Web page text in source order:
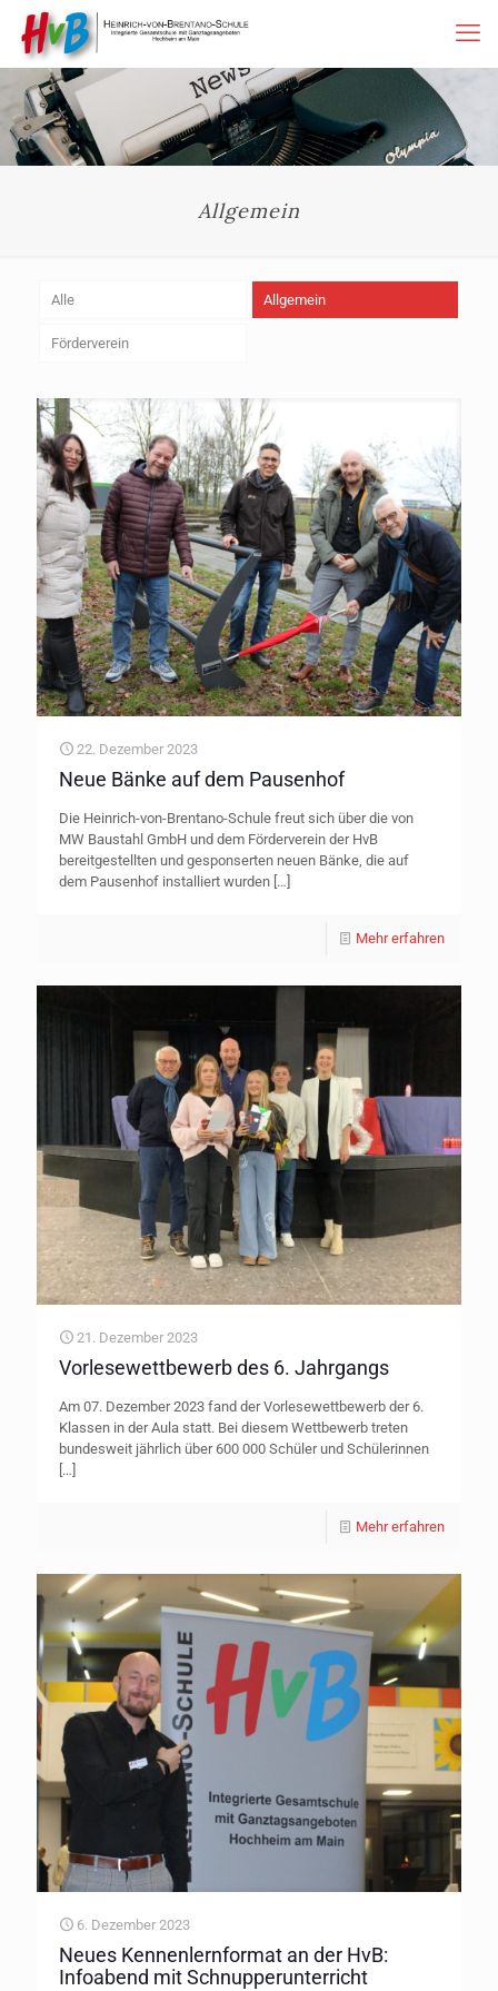
Allgemein
Alle Allgemein
Förderverein
22. Dezember 2023
Neue Bänke auf dem Pausenhof
Die Heinrich-von-Brentano-Schule freut sich über die von
MW Baustahl GmbH und dem Förderverein der HvB
bereitgestellten und gesponserten neuen Bänke, die auf
dem Pausenhof installiert wurden […]
Mehr erfahren
21. Dezember 2023
Vorlesewettbewerb des 6. Jahrgangs
Am 07. Dezember 2023 fand der Vorlesewettbewerb der 6.
Klassen in der Aula statt. Bei diesem Wettbewerb treten
bundesweit jährlich über 600 000 Schüler und Schülerinnen
[…]
Mehr erfahren
6. Dezember 2023
Neues Kennenlernformat an der HvB:
Infoabend mit Schnupperunterricht